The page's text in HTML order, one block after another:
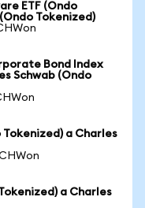
ETF (Ondo
Tokenized)
Bond Index
Schwab (Ondo
Tokenized) a Charles
a Charles